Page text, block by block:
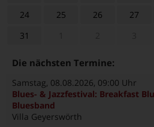
24
25 26 27
31
Die nächsten Termine:
Samstag, 08.08.2026, 09:00 Uhr
Blues- & Jazzfestival: Breakfast
Bluesband
Villa Geyerswörth